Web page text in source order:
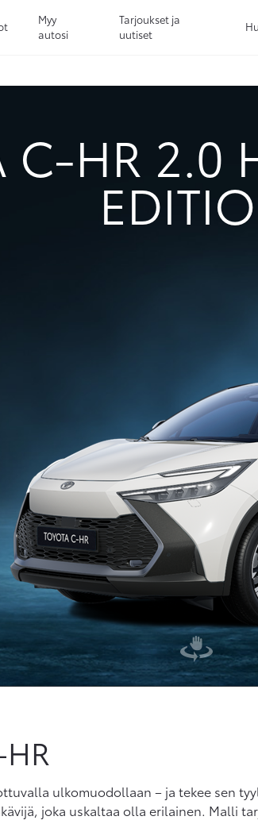
Myy
autosi
Tarjoukset ja
uutiset
C-HR 2.0
ulkomuodollaan – ja tekee sen
joka uskaltaa olla erilainen. Malli